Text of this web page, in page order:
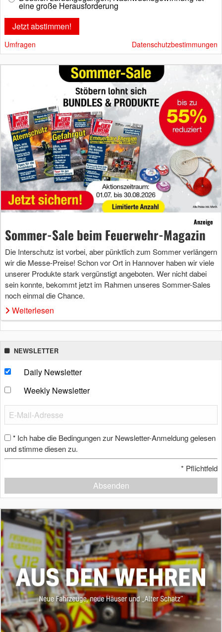
eine große Herausforderung
Umfragen Datenschutzbestimmungen
Anzeige
Sommer-Sale beim Feuerwehr-Magazin
Die Interschutz ist vorbei, aber pünktlich zum Sommer verlängern
wir die Messe-Preise! Schon vor Ort in Hannover haben wir viele
unserer Produkte stark vergünstigt angeboten. Wer nicht dabei
sein konnte, bekommt jetzt im Rahmen unseres Sommer-Sales
noch einmal die Chance.
Weiterlesen
NEWSLETTER
Daily Newsletter
Weekly Newsletter
* Ich habe die Bedingungen zur Newsletter-Anmeldung gelesen
und stimme diesen zu.
* Pflichtfeld
Absenden